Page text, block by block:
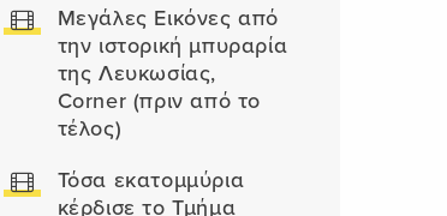
Μεγάλες Εικόνες από
την ιστορική μπυραρία
της Λευκωσίας,
Corner (πριν από το
τέλος)
Τόσα εκατομμύρια
κέρδισε το Τμήμα